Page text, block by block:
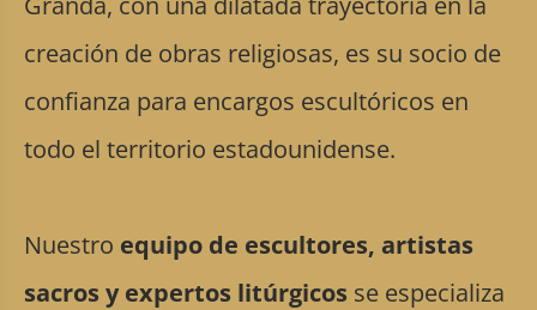
creación de obras religiosas, es su socio de
confianza para encargos escultóricos en
todo el territorio estadounidense.
Nuestro equipo de escultores, artistas
sacros y expertos litúrgicos se especializa